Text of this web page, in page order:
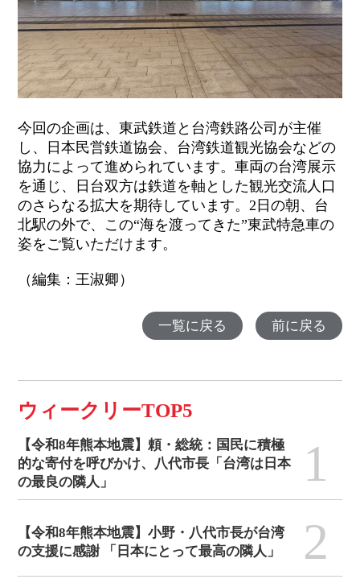
今回の企画は、東武鉄道と台湾鉄路公司が主催
し、日本民営鉄道協会、台湾鉄道観光協会などの
協力によって進められています。車両の台湾展示
を通じ、日台双方は鉄道を軸とした観光交流人口
のさらなる拡大を期待しています。 2 日の朝、台
北駅の外で、この“海を渡ってきた”東武特急車の
姿をご覧いただけます。
（編集：王淑卿）
一覧に戻る 前に戻る
ウィークリーTOP5
【令和8年熊本地震】頼・総統：国民に積極
的な寄付を呼びかけ、八代市長「台湾は日本
の最良の隣人」
1
【令和8年熊本地震】小野・八代市長が台湾
の支援に感謝 「日本にとって最高の隣人」
2